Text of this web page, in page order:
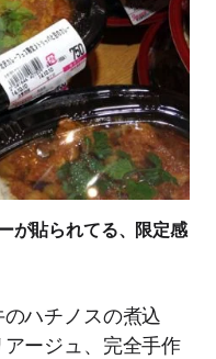
が貼られてる、限定感
のハチノスの煮込
ージュ、完全手作